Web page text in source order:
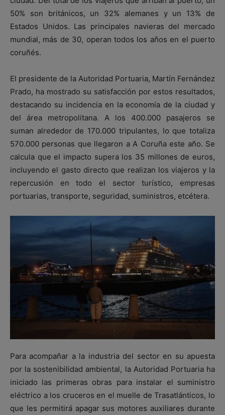
50% son británicos, un 32% alemanes y un 13% de
Estados Unidos. Las principales navieras del mercado
mundial, más de 30, operan todos los años en el puerto
coruñés.
El presidente de la Autoridad Portuaria, Martín Fernández
Prado, ha mostrado su satisfacción por estos resultados,
destacando su incidencia en la economía de la ciudad y
del área metropolitana. A los 400.000 pasajeros se
suman alrededor de 170.000 tripulantes, lo que totaliza
570.000 personas que llegaron a A Coruña este año. Se
calcula que el impacto supera los 35 millones de euros,
incluyendo el gasto directo que realizan los viajeros y la
repercusión en todo el sector turístico, empresas
portuarias, transporte, seguridad, suministros, etcétera.
Para acompañar a la industria del sector en su apuesta
por la sostenibilidad ambiental, la Autoridad Portuaria ha
iniciado las primeras obras para instalar el suministro
eléctrico a los cruceros en el muelle de Trasatlánticos, lo
que les permitirá apagar sus motores auxiliares durante